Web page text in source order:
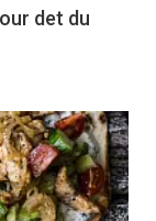
det du